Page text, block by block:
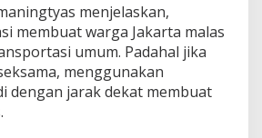
menjelaskan,
membuat warga Jakarta malas
umum. Padahal jika
menggunakan
dengan jarak dekat membuat